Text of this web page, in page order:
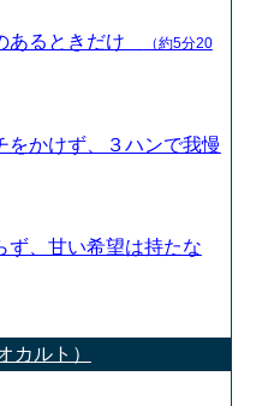
あるときだけ
（約5分20
をかけず、３ハンで我慢
ず、甘い希望は持たな
カルト）